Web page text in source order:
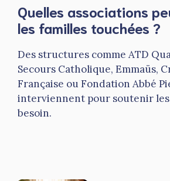
Quelles associations
les familles touchées ?
Des structures comme ATD
Secours Catholique, Emmaüs,
Française ou Fondation Abbé
interviennent pour soutenir les
besoin.